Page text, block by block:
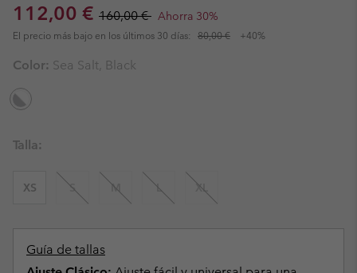
Sale price:
112,00 € Regular price:
160,00 € Ahorra 30%
El precio más bajo en los últimos 30 días: 80,00 € +40%
Color: Sea Salt, Black
Talla:
XS S M L XL
Guía de tallas